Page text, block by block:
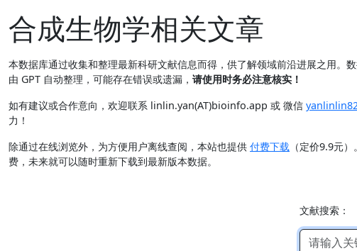
合成生物学相关文章
本数据库通过收集和整理最新科研文献信息而得，供了解领域前沿进展之用。
由 GPT 自动整理，可能存在错误或遗漏， 请使用时务必注意核实！
如有建议或合作意向，欢迎联系 linlin.yan(AT)bioinfo.app 或 微信
力！
除通过在线浏览外，为方便用户离线查阅，本站也提供 付费下载 （定价9.9元
费，未来就可以随时重新下载到最新版本数据。
文献搜索：